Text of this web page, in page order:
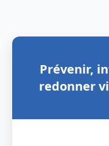
Prévenir,
redonner